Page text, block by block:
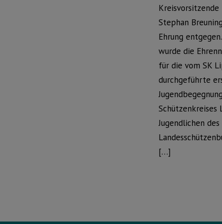
Kreisvorsitzende
Stephan
Ehrung
wurde die
für die vom SK
durchgeführte
Schützenkreises
Jugendlichen
[…]